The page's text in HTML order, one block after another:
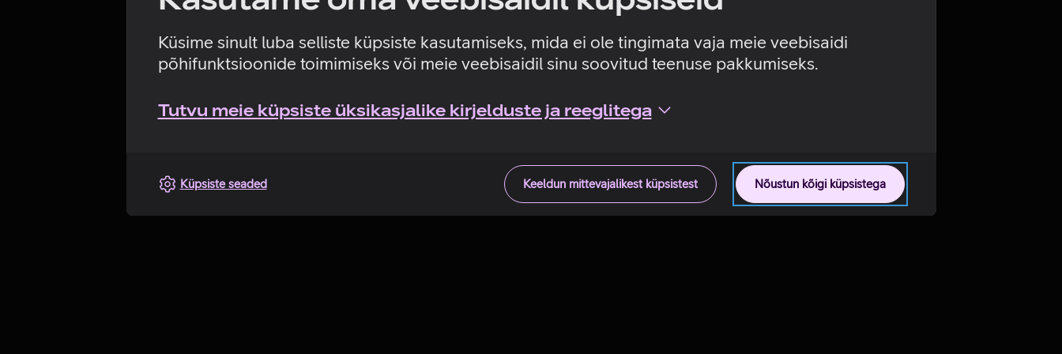
Küsime sinult luba selliste küpsiste kasutamiseks, mida ei ole tingimata vaja meie veebisaidi
põhifunktsioonide toimimiseks või meie veebisaidil sinu soovitud teenuse pakkumiseks.
Tutvu meie küpsiste üksikasjalike kirjelduste ja reeglitega
Nõustun kõigi küpsistega
Keeldun mittevajalikest küpsistest
Küpsiste seaded